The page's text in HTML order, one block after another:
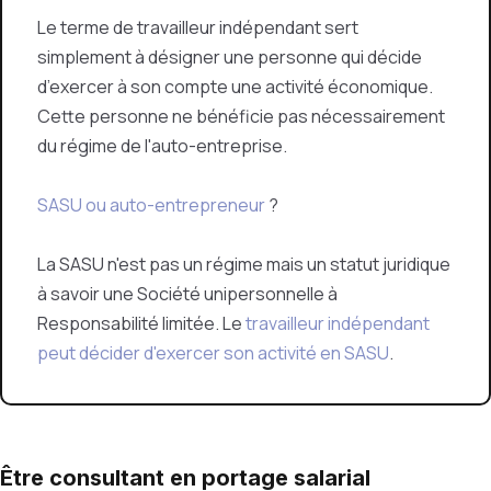
Le terme de travailleur indépendant sert
simplement à désignerune personne qui décide
d’exercer à son compte une activité économique.
Cette personne ne bénéficie pas nécessairement
du régime de l'auto-entreprise.
SASU ou auto-entrepreneur?
La SASU n'est pas un régime mais un statut juridique
à savoir une Société unipersonnelle à
Responsabilité limitée.Letravailleur indépendant
peut décider d'exercer son activité en SASU.
Être consultant en portage salarial